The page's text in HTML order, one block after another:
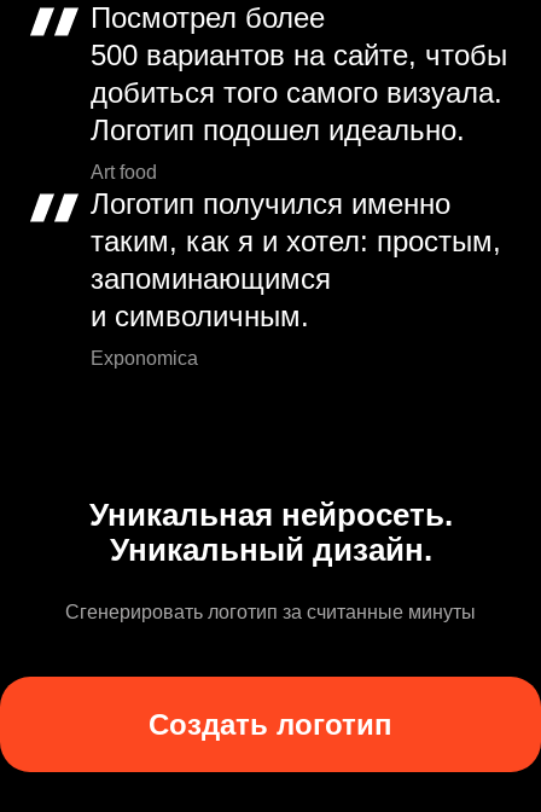
Посмотрел более
500 вариантов на сайте, чтобы
добиться того самого визуала.
Логотип подошел идеально.
Art food
Логотип получился именно
таким, как я и хотел: простым,
запоминающимся
и символичным.
Exponomica
Уникальная нейросеть.
Уникальный дизайн.
Сгенерировать логотип за считанные минуты
Создать логотип